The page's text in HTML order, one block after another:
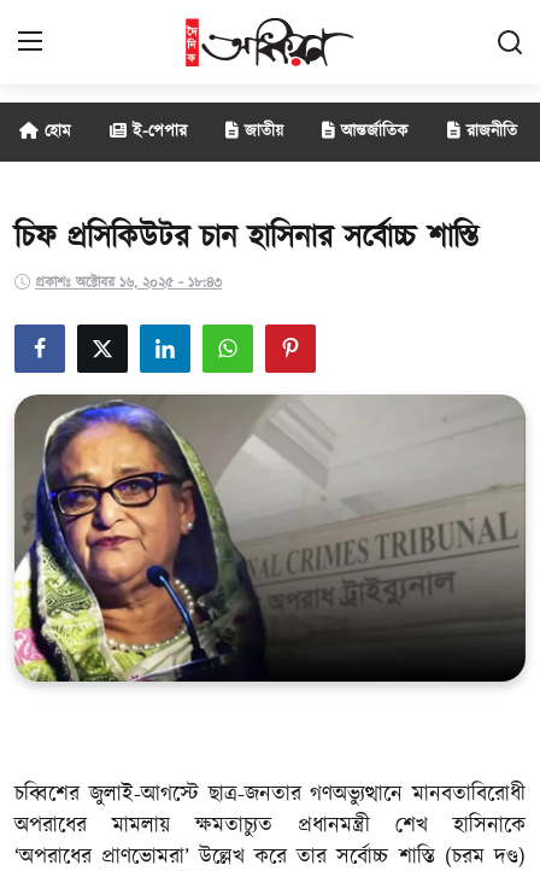
জাতীয়
আন্তর্জাতিক
রাজনীতি
বানিজ্য
সাক্ষাৎকার
বিনোদন
সারাদেশ
খেলাধুলা
সম্পাদকীয়
হোম ই-পেপার জাতীয় আন্তর্জাতিক রাজনীতি
চিফ প্রসিকিউটর চান হাসিনার সর্বোচ্চ শাস্তি
প্রকাশঃ অক্টোবর ১৬, ২০২৫ - ১৮:৪৩
চব্বিশের জুলাই-আগস্টে ছাত্র-জনতার গণঅভ্যুত্থানে মানবতাবিরোধী
অপরাধের মামলায় ক্ষমতাচ্যুত প্রধানমন্ত্রী শেখ হাসিনাকে
‘অপরাধের প্রাণভোমরা’ উল্লেখ করে তার সর্বোচ্চ শাস্তি (চরম দণ্ড)